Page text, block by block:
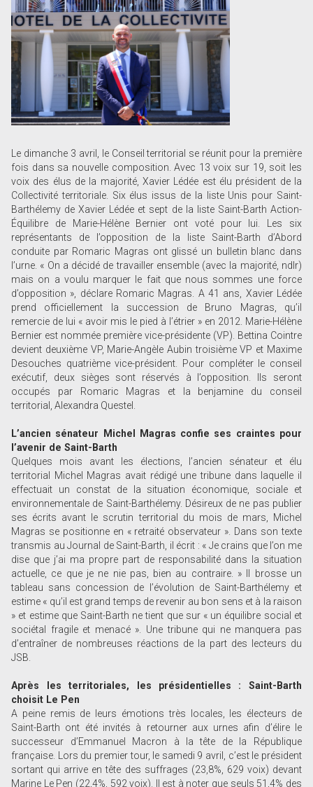
Le dimanche 3 avril, le Conseil territorial se réunit pour la première
fois dans sa nouvelle composition. Avec 13 voix sur 19, soit les
voix des élus de la majorité, Xavier Lédée est élu président de la
Collectivité territoriale. Six élus issus de la liste Unis pour Saint-
Barthélemy de Xavier Lédée et sept de la liste Saint-Barth Action-
Équilibre de Marie-Hélène Bernier ont voté pour lui. Les six
représentants de l’opposition de la liste Saint-Barth d’Abord
conduite par Romaric Magras ont glissé un bulletin blanc dans
l’urne. « On a décidé de travailler ensemble (avec la majorité, ndlr)
mais on a voulu marquer le fait que nous sommes une force
d’opposition », déclare Romaric Magras. A 41 ans, Xavier Lédée
prend officiellement la succession de Bruno Magras, qu’il
remercie de lui « avoir mis le pied à l’étrier » en 2012. Marie-Hélène
Bernier est nommée première vice-présidente (VP). Bettina Cointre
devient deuxième VP, Marie-Angèle Aubin troisième VP et Maxime
Desouches quatrième vice-président. Pour compléter le conseil
exécutif, deux sièges sont réservés à l’opposition. Ils seront
occupés par Romaric Magras et la benjamine du conseil
territorial, Alexandra Questel.
L’ancien sénateur Michel Magras confie ses craintes pour
l’avenir de Saint-Barth
Quelques mois avant les élections, l’ancien sénateur et élu
territorial Michel Magras avait rédigé une tribune dans laquelle il
effectuait un constat de la situation économique, sociale et
environnementale de Saint-Barthélemy. Désireux de ne pas publier
ses écrits avant le scrutin territorial du mois de mars, Michel
Magras se positionne en « retraité observateur ». Dans son texte
transmis au Journal de Saint-Barth, il écrit : « Je crains que l’on me
dise que j’ai ma propre part de responsabilité dans la situation
actuelle, ce que je ne nie pas, bien au contraire. » Il brosse un
tableau sans concession de l’évolution de Saint-Barthélemy et
estime « qu’il est grand temps de revenir au bon sens et à la raison
» et estime que Saint-Barth ne tient que sur « un équilibre social et
sociétal fragile et menacé ». Une tribune qui ne manquera pas
d’entraîner de nombreuses réactions de la part des lecteurs du
JSB.
Après les territoriales, les présidentielles : Saint-Barth
choisit Le Pen
A peine remis de leurs émotions très locales, les électeurs de
Saint-Barth ont été invités à retourner aux urnes afin d’élire le
successeur d’Emmanuel Macron à la tête de la République
française. Lors du premier tour, le samedi 9 avril, c’est le président
sortant qui arrive en tête des suffrages (23,8%, 629 voix) devant
Marine Le Pen (22,4%, 592 voix). Il est à noter que seuls 51,4% des